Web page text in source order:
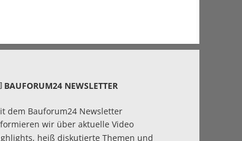
BAUFORUM24 NEWSLETTER
dem Bauforum24 Newsletter
wir über aktuelle Video
heiß diskutierte Themen und